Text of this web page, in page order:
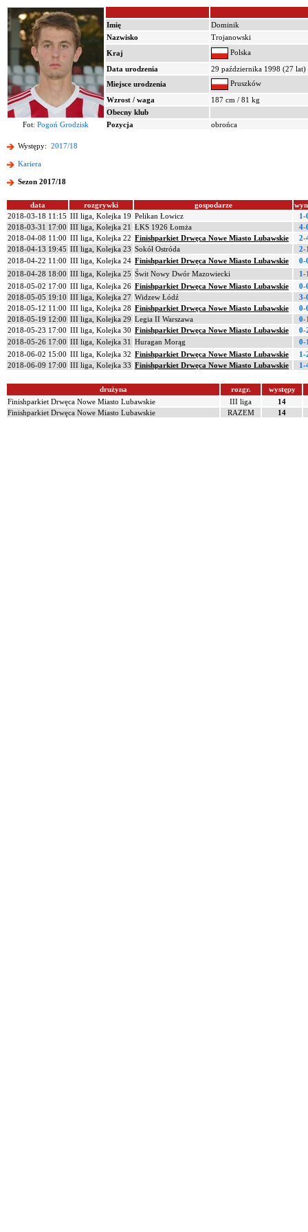
Imię
Dominik
Nazwisko
Trojanowski
Kraj
Polska
Data urodzenia
29 października 1998 (27 lat)
Miejsce urodzenia
Pruszków
Wzrost / waga
187 cm / 81 kg
Obecny klub
Fot: Pogoń Grodzisk Pozycja obrońca
Występy: 2017/18
Kariera
Sezon 2017/18
data rozgrywki gospodarze
2018-03-18 11:15 III liga, Kolejka 19 Pelikan Łowicz
1-
2018-03-31 17:00 III liga, Kolejka 21 ŁKS 1926 Łomża
4-
2018-04-08 11:00 III liga, Kolejka 22 Finishparkiet Drwęca Nowe Miasto Lubawskie
2-
2018-04-13 19:45 III liga, Kolejka 23 Sokół Ostróda
2-
2018-04-22 11:00 III liga, Kolejka 24 Finishparkiet Drwęca Nowe Miasto Lubawskie
0-
2018-04-28 18:00 III liga, Kolejka 25 Świt Nowy Dwór Mazowiecki
1-
2018-05-02 17:00 III liga, Kolejka 26 Finishparkiet Drwęca Nowe Miasto Lubawskie
0-
2018-05-05 19:10 III liga, Kolejka 27 Widzew Łódź
3-
2018-05-12 11:00 III liga, Kolejka 28 Finishparkiet Drwęca Nowe Miasto Lubawskie
0-
2018-05-19 12:00 III liga, Kolejka 29 Legia II Warszawa
0-
2018-05-23 17:00 III liga, Kolejka 30 Finishparkiet Drwęca Nowe Miasto Lubawskie
0-
2018-05-26 17:00 III liga, Kolejka 31 Huragan Morąg
0-
2018-06-02 15:00 III liga, Kolejka 32 Finishparkiet Drwęca Nowe Miasto Lubawskie
1-
2018-06-09 17:00 III liga, Kolejka 33 Finishparkiet Drwęca Nowe Miasto Lubawskie 1-
drużyna rozgr.
występy
Finishparkiet Drwęca Nowe Miasto Lubawskie
III liga
14
Finishparkiet Drwęca Nowe Miasto Lubawskie
RAZEM 14